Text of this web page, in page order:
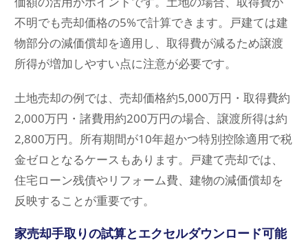
不明でも売却価格の5%で計算できます。戸建ては建
物部分の減価償却を適用し、取得費が減るため譲渡
所得が増加しやすい点に注意が必要です。
土地売却の例では、売却価格約5,000万円・取得費約
2,000万円・諸費用約200万円の場合、譲渡所得は約
2,800万円。所有期間が10年超かつ特別控除適用で税
金ゼロとなるケースもあります。戸建て売却では、
住宅ローン残債やリフォーム費、建物の減価償却を
反映することが重要です。
家売却手取りの試算とエクセルダウンロード可能